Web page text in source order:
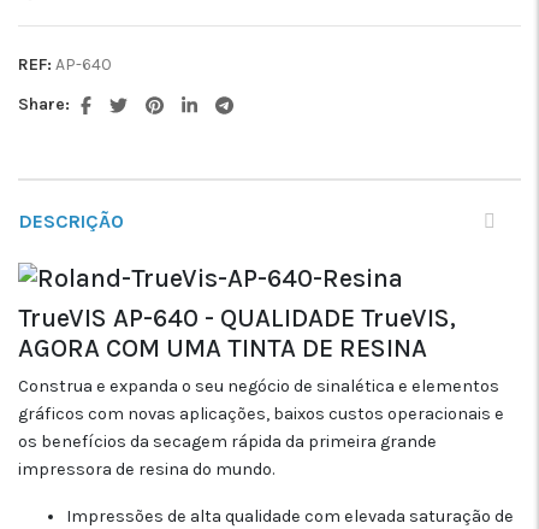
REF: AP-640
Share:
DESCRIÇÃO
TrueVIS AP-640 - QUALIDADE TrueVIS,
AGORA COM UMA TINTA DE RESINA
Construa e expanda o seu negócio de sinalética e elementos
gráficos com novas aplicações, baixos custos operacionais e
os benefícios da secagem rápida da primeira grande
impressora de resina do mundo.
Impressões de alta qualidade com elevada saturação de